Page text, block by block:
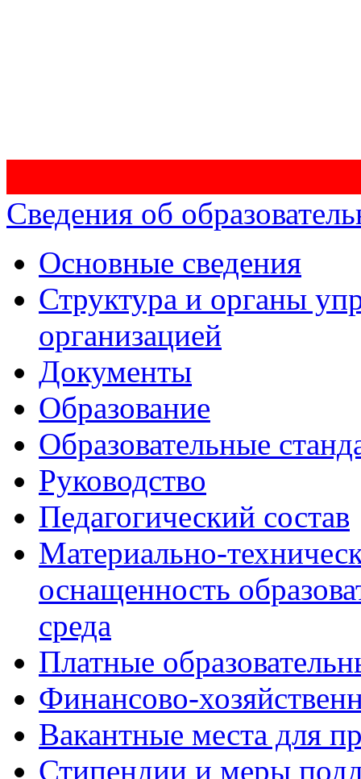
Сведения об
Основные сведения
Структура и органы
организацией
Документы
Образование
Образовательные
Руководство
Педагогический состав
Материально-
оснащенность
среда
Платные
Финансово-
Вакантные места для
Стипендии и меры